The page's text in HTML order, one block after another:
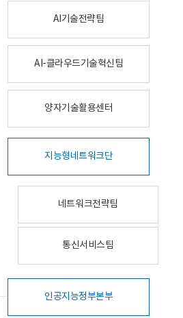
AI기술전략팀
AI-클라우드기술혁신팀
양자기술활용센터
지능형네트워크단
네트워크전략팀
통신서비스팀
인공지능정부본부